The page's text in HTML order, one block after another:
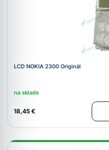
LCD NOKIA 2300 Originál
na sklade
18,45 €